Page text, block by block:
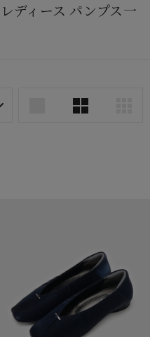
ディース パンプス一